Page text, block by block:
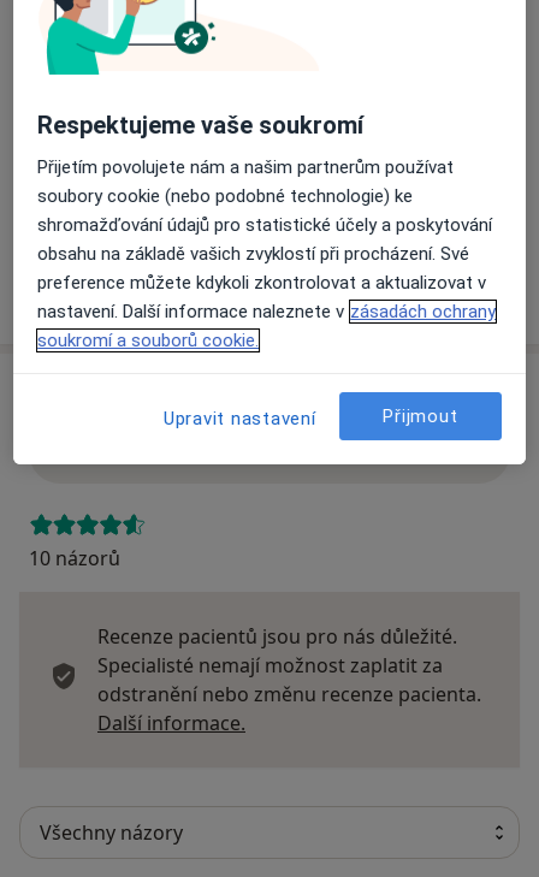
Dostupnost
Na této adrese online kalendář není aktivní
Způsoby platby (soukromé návštěvy)
Na teto adrese lékař přijímá pacienty na pojišťovnu
Detaily
Více
o adrese
10 názorů
Recenze pacientů jsou pro nás důležité.
Specialisté nemají možnost zaplatit za
odstranění nebo změnu recenze pacienta.
Další informace.
Respektujeme vaše soukromí
Přijetím povolujete nám a našim partnerům používat
soubory cookie (nebo podobné technologie) ke
shromažďování údajů pro statistické účely a poskytování
obsahu na základě vašich zvyklostí při procházení. Své
preference můžete kdykoli zkontrolovat a aktualizovat v
nastavení. Další informace naleznete v zásadách ochrany
soukromí a souborů cookie.
Upravit nastavení Přijmout